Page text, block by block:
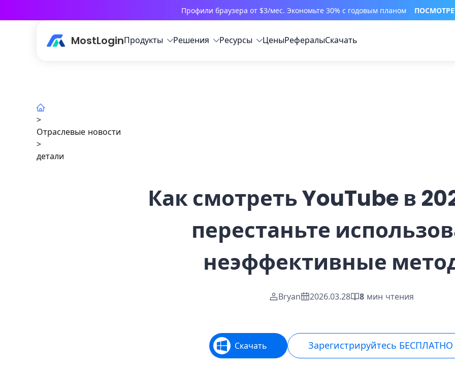
Профили браузера от $3/мес. Экономьте 30% с годовым планом
MostLoginПродукты Решения Ресурсы ЦеныРефералыСкачать
>
Отраслевые новости
>
детали
Как смотреть YouTube в
перестаньте
неэффективные
Bryan 2026.03.28 8 мин чтения
Скачать Зарегистрируйтесь БЕСПЛАТНО